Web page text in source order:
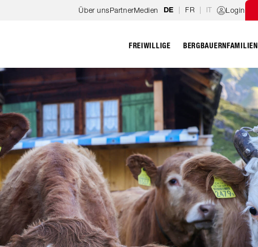
Zum Hauptinhalt springen
Über unsPartnerMedien DE | FR | IT Login
FREIWILLIGE BERGBAUERNFAMILIEN